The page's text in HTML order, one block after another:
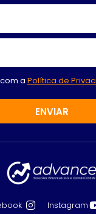
a Política de
ENVIAR
Instagram